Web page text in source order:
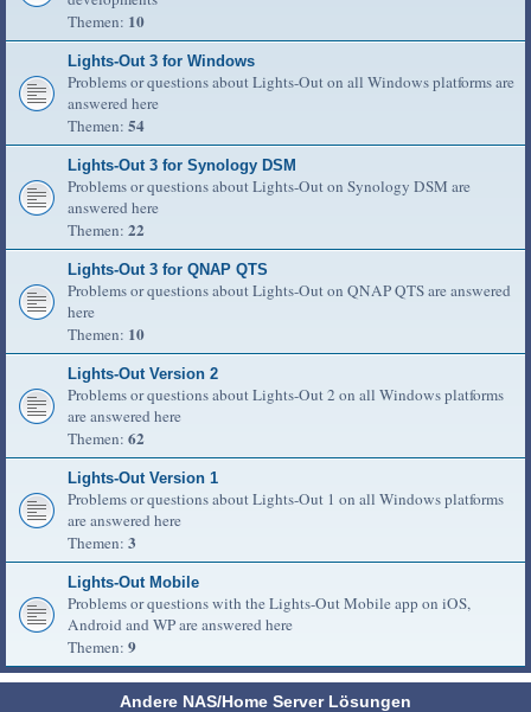
Themen: 10
Lights-Out 3 for Windows
Problems or questions about Lights-Out on all Windows platforms are
answered here
Themen: 54
Lights-Out 3 for Synology DSM
Problems or questions about Lights-Out on Synology DSM are
answered here
Themen: 22
Lights-Out 3 for QNAP QTS
Problems or questions about Lights-Out on QNAP QTS are answered
here
Themen: 10
Lights-Out Version 2
Problems or questions about Lights-Out 2 on all Windows platforms
are answered here
Themen: 62
Lights-Out Version 1
Problems or questions about Lights-Out 1 on all Windows platforms
are answered here
Themen: 3
Lights-Out Mobile
Problems or questions with the Lights-Out Mobile app on iOS,
Android and WP are answered here
Themen: 9
Andere NAS/Home Server Lösungen